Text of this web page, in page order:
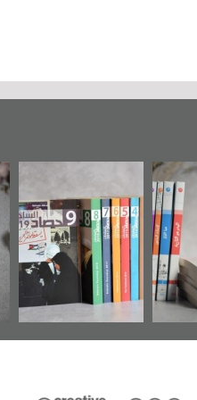
جديدة لمعتقل
عسكري تصدر عن
«مرآة البحرين»